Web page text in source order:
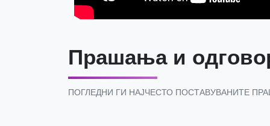
Прашања и
ПОГЛЕДНИ ГИ НАЈЧЕСТО ПОСТАВУВАНИТЕ